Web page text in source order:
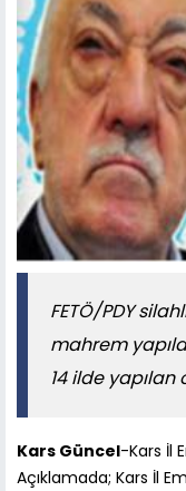
FETÖ/PDY
mahrem
14 ilde
Kars Güncel-Kars İl
Açıklamada; Kars İl